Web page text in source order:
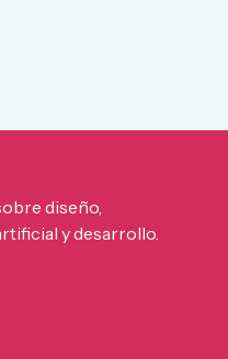
diseño,
y desarrollo.